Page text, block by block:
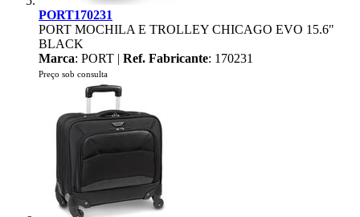
PORT170231
PORT MOCHILA E TROLLEY CHICAGO EVO 15.6"
BLACK
Marca: PORT | Ref. Fabricante: 170231
Preço sob consulta